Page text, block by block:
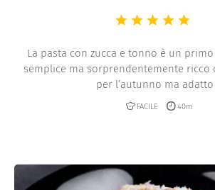
La pasta con zucca e tonno è un
semplice ma sorprendentemente ricco
per l’autunno ma adatto
FACILE 40m